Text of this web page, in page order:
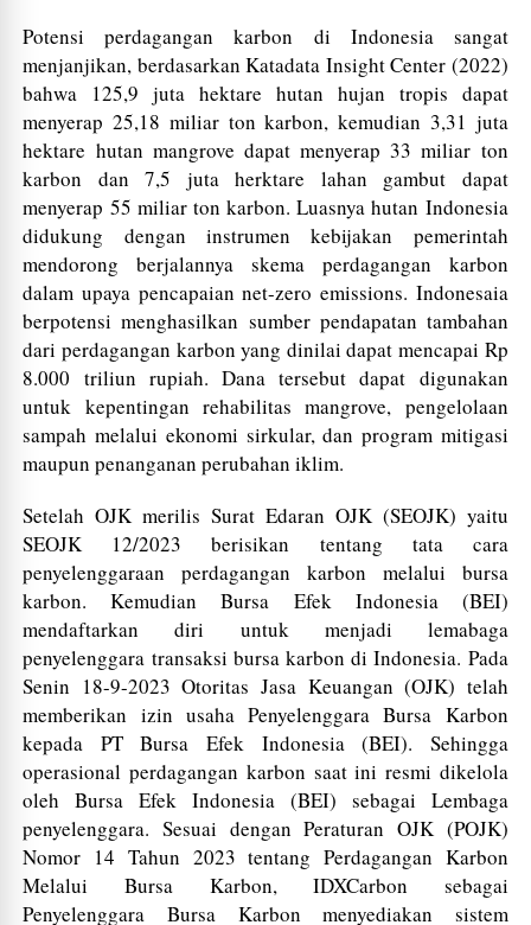
Potensi perdagangan karbon di Indonesia sangat
menjanjikan, berdasarkan Katadata Insight Center (2022)
bahwa 125,9 juta hektare hutan hujan tropis dapat
menyerap 25,18 miliar ton karbon, kemudian 3,31 juta
hektare hutan mangrove dapat menyerap 33 miliar ton
karbon dan 7,5 juta herktare lahan gambut dapat
menyerap 55 miliar ton karbon. Luasnya hutan Indonesia
didukung dengan instrumen kebijakan pemerintah
mendorong berjalannya skema perdagangan karbon
dalam upaya pencapaian net-zero emissions. Indonesaia
berpotensi menghasilkan sumber pendapatan tambahan
dari perdagangan karbon yang dinilai dapat mencapai Rp
8.000 triliun rupiah. Dana tersebut dapat digunakan
untuk kepentingan rehabilitas mangrove, pengelolaan
sampah melalui ekonomi sirkular, dan program mitigasi
maupun penanganan perubahan iklim.
Setelah OJK merilis Surat Edaran OJK (SEOJK) yaitu
SEOJK 12/2023 berisikan tentang tata cara
penyelenggaraan perdagangan karbon melalui bursa
karbon. Kemudian Bursa Efek Indonesia (BEI)
mendaftarkan diri untuk menjadi lemabaga
penyelenggara transaksi bursa karbon di Indonesia. Pada
Senin 18-9-2023 Otoritas Jasa Keuangan (OJK) telah
memberikan izin usaha Penyelenggara Bursa Karbon
kepada PT Bursa Efek Indonesia (BEI). Sehingga
operasional perdagangan karbon saat ini resmi dikelola
oleh Bursa Efek Indonesia (BEI) sebagai Lembaga
penyelenggara. Sesuai dengan Peraturan OJK (POJK)
Nomor 14 Tahun 2023 tentang Perdagangan Karbon
Melalui Bursa Karbon, IDXCarbon sebagai
Penyelenggara Bursa Karbon menyediakan sistem